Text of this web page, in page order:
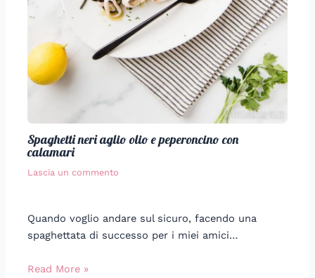
Spaghetti neri aglio olio e peperoncino con
calamari
Lascia un commento
Quando voglio andare sul sicuro, facendo una
spaghettata di successo per i miei amici…
Read More »